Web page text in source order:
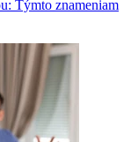
Týmto znameniam